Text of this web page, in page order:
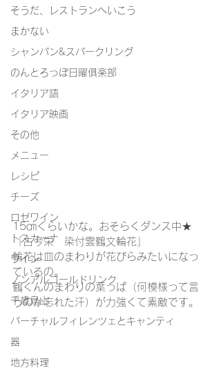
そうだ、レストランへいこう
まかない
シャンパン&スパークリング
のんとろっぽ日曜俱楽部
イタリア語
イタリア映画
その他
メニュー
レシピ
チーズ
ロゼワイン
トスカーナ
ワイン
ノンアルコールドリンク
千歳烏山
バーチャルフィレンツェとキャンティ
器
地方料理
15㎝くらいかな。おそらくダンス中★
「古今栄　染付雲鶴文輪花」
輪花は皿のまわりが花びらみたいになっ
ているの。
鶴くんのまわりの葉っぱ（何模様って言
うのか忘れた汗）が力強くて素敵です。